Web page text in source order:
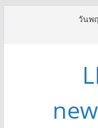
วันพ